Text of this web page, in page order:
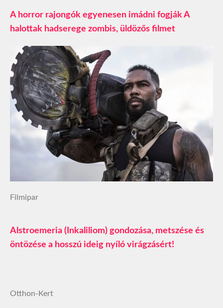
A horror rajongók egyenesen imádni fogják A
halottak hadserege zombis, üldözős filmet
Filmipar
Alstroemeria (Inkaliliom) gondozása, metszése és
öntözése a hosszú ideig nyíló virágzásért!
Otthon-Kert